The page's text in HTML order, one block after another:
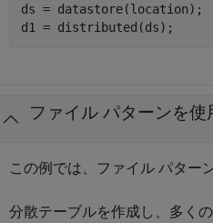
ds = datastore(location);
ファイル パターンを
この例では、ファイル パター
分散テーブルを作成し、多く